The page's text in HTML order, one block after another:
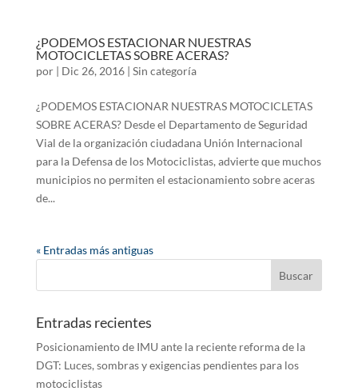
¿PODEMOS ESTACIONAR NUESTRAS
MOTOCICLETAS SOBRE ACERAS?
por | Dic 26, 2016| Sin categoría
¿PODEMOS ESTACIONAR NUESTRAS MOTOCICLETAS
SOBRE ACERAS? Desde el Departamento de Seguridad
Vial de la organización ciudadana Unión Internacional
para la Defensa de los Motociclistas, advierte que muchos
municipios no permiten el estacionamiento sobre aceras
de...
« Entradas más antiguas
Entradas recientes
Posicionamiento de IMU ante la reciente reforma de la
DGT: Luces, sombras y exigencias pendientes para los
motociclistas